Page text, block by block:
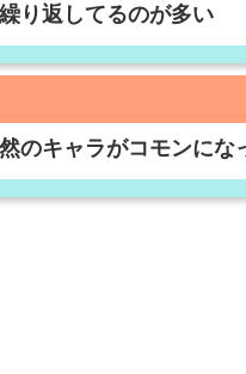
り返してるのが多い
のキャラがコモンにな